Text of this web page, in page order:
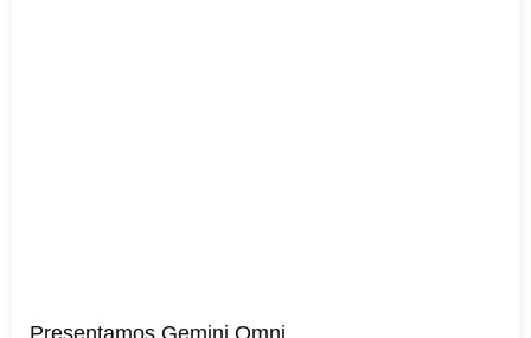
Presentamos Gemini Omni